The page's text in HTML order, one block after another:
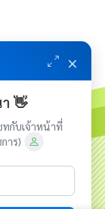
×
👋
กับเจ้าหน้าที่
าร)